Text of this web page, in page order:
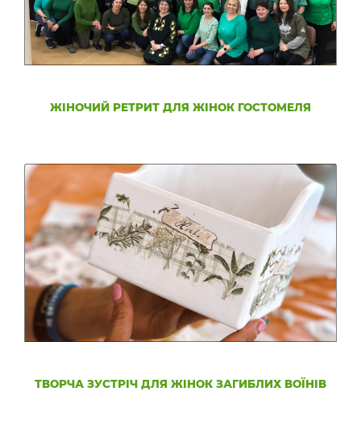
ЖІНОЧИЙ РЕТРИТ ДЛЯ ЖІНОК ГОСТОМЕЛЯ
ТВОРЧА ЗУСТРІЧ ДЛЯ ЖІНОК ЗАГИБЛИХ ВОЇНІВ